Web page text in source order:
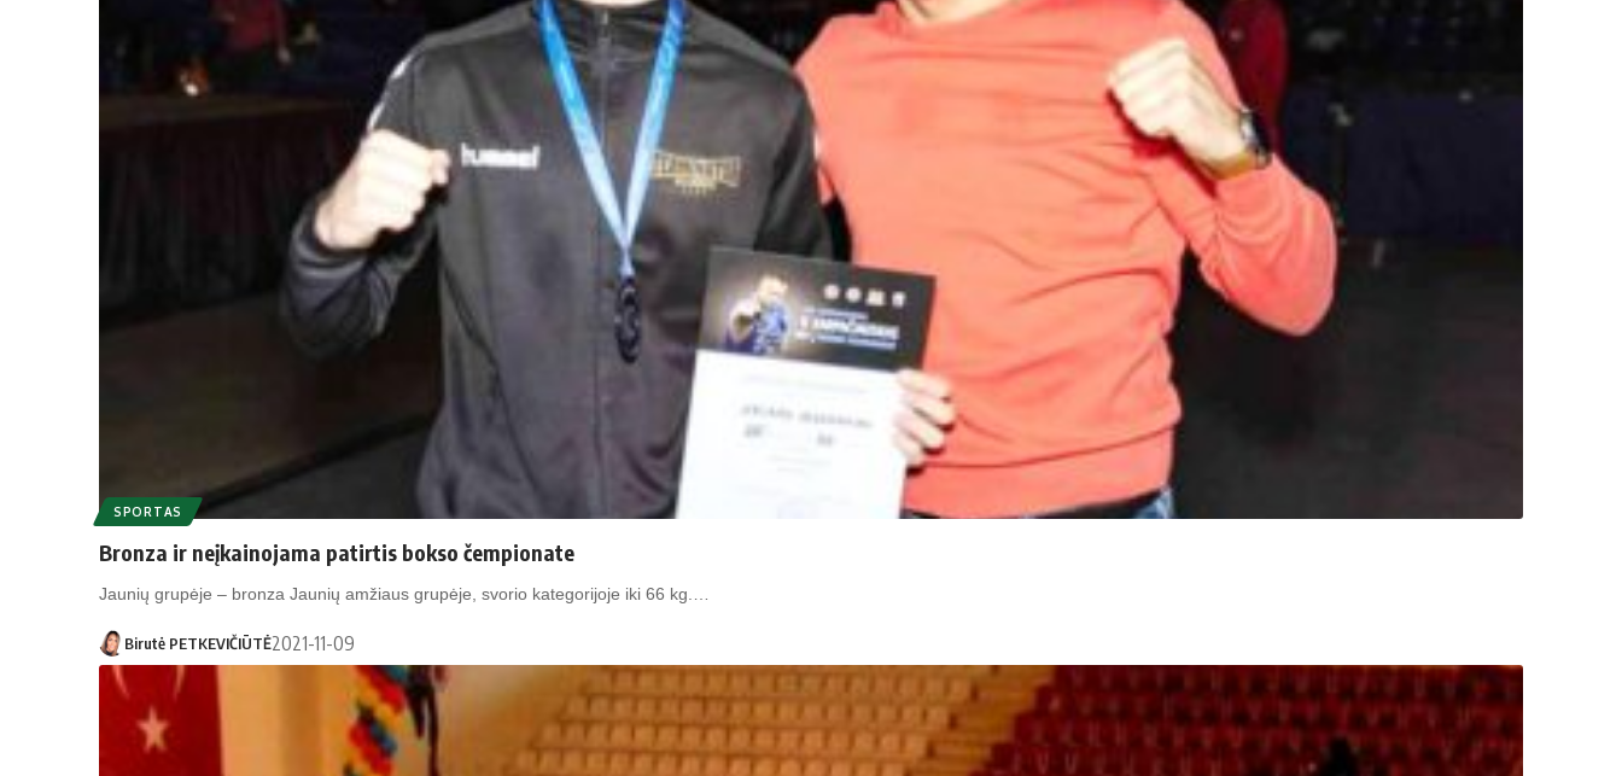
SPORTAS
Bronza ir neįkainojama patirtis bokso čempionate
Jaunių grupėje – bronza Jaunių amžiaus grupėje, svorio kategorijoje iki 66 kg.…
Birutė PETKEVIČIŪTĖ2021-11-09